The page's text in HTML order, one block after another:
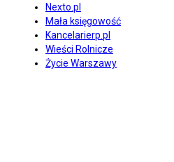
Nexto.pl
Mała księgowość
Kancelarierp.pl
Wieści Rolnicze
Życie Warszawy